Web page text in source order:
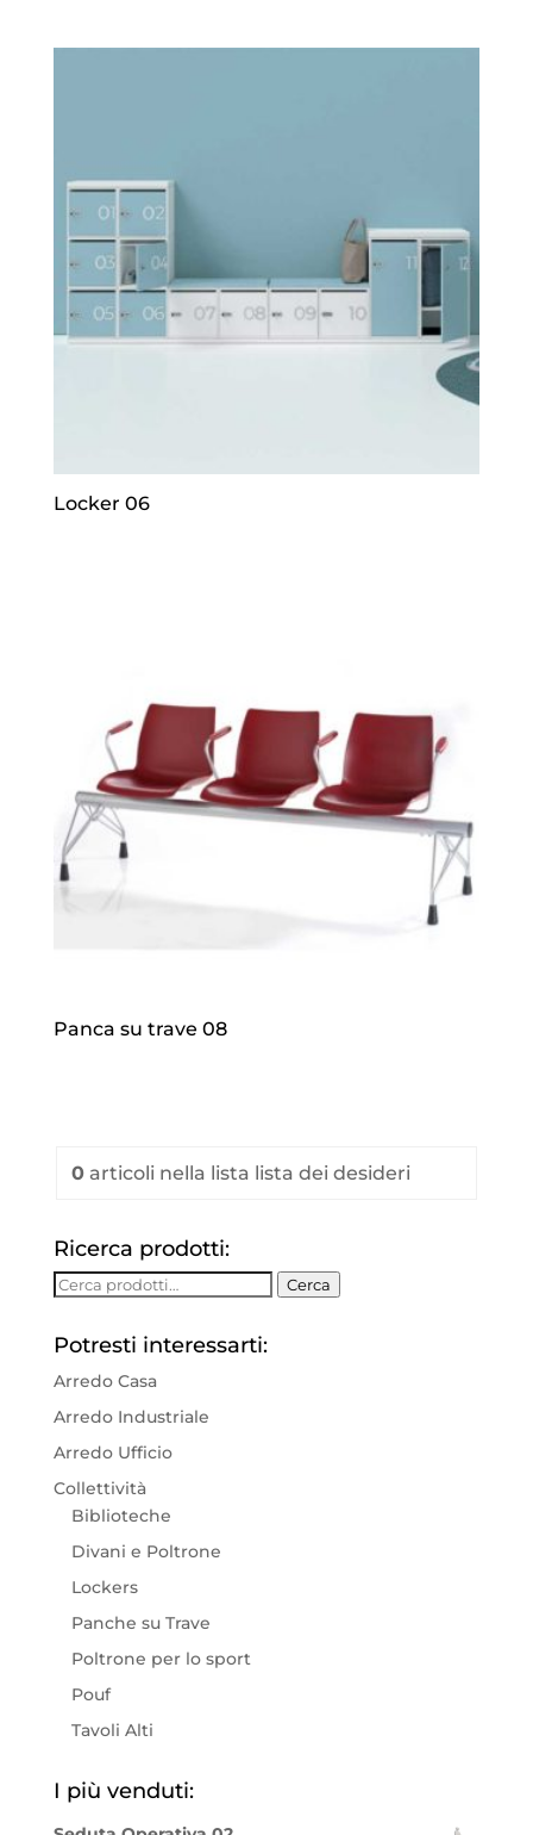
Locker 06
Panca su trave 08
0articoli nella lista lista dei desideri
Ricerca prodotti:
Cerca: Cerca
Potresti interessarti:
Arredo Casa
Arredo Industriale
Arredo Ufficio
Collettività
Biblioteche
Divani e Poltrone
Lockers
Panche su Trave
Poltrone per lo sport
Pouf
Tavoli Alti
I più venduti: